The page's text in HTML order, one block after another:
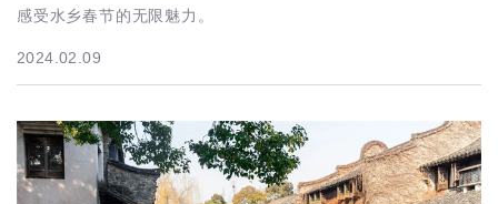
感受水乡春节的无限魅力。
2024.02.09